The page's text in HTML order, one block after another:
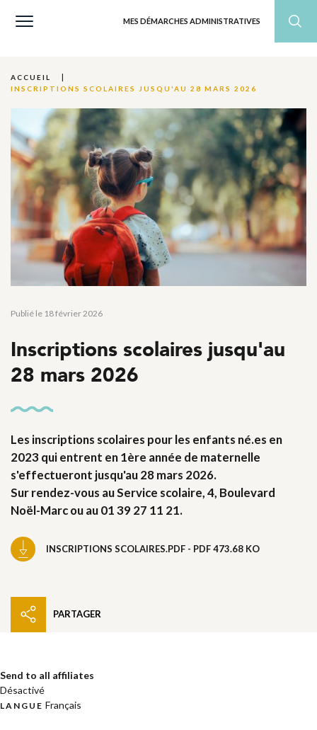
MES DÉMARCHES ADMINISTRATIVES
ACCUEIL
INSCRIPTIONS SCOLAIRES JUSQU'AU 28 MARS 2026
Publié le 18 février 2026
Inscriptions scolaires jusqu'au
28 mars 2026
Les inscriptions scolaires pour les enfants né.es en
2023 qui entrent en 1ère année de maternelle
s'effectueront jusqu'au 28 mars 2026.
Sur rendez-vous au Service scolaire, 4, Boulevard
Noël-Marc ou au 01 39 27 11 21.
INSCRIPTIONS SCOLAIRES.PDF - PDF 473.68 KO
PARTAGER
Send to all affiliates
Désactivé
LANGUE Français